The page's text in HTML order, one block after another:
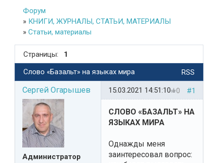
Форум
» КНИГИ, ЖУРНАЛЫ, СТАТЬИ, МАТЕРИАЛЫ
» Статьи, материалы
Страницы: 1
RSS
Слово «Базальт» на языках мира
Сергей Огарышев
Администратор
#1
0
15.03.2021 14:51:10
СЛОВО «БАЗАЛЬТ» НА
ЯЗЫКАХ МИРА
Однажды меня
заинтересовал вопрос: